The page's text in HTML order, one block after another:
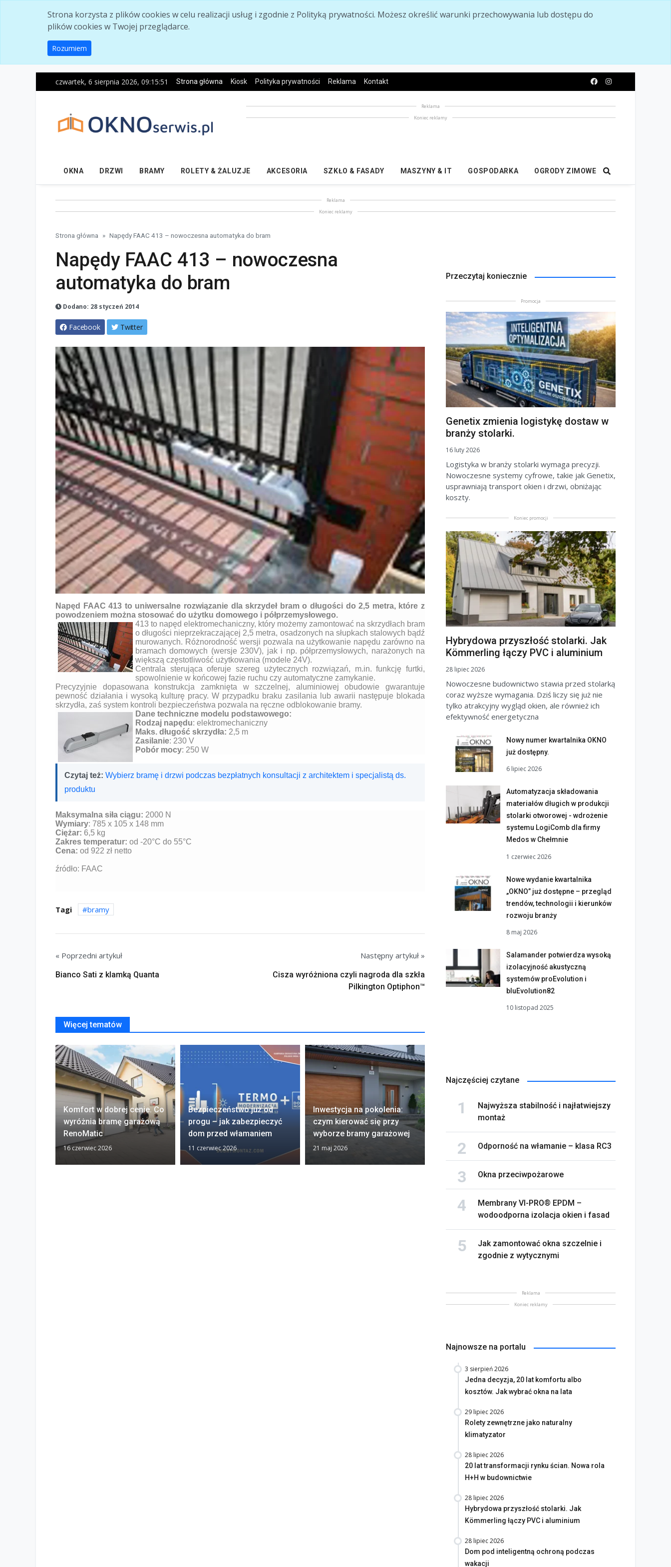
Strona korzysta z plików cookies w celu realizacji usług i zgodnie z Polityką prywatności. Możesz określić warunki przechowywania lub dostępu do
plików cookies w Twojej przeglądarce.
Rozumiem
czwartek, 6 sierpnia 2026, 09:15:52 Strona główna Kiosk Polityka prywatności Reklama Kontakt
Reklama
Koniec reklamy
OKNA DRZWI BRAMY ROLETY & ŻALUZJE AKCESORIA SZKŁO & FASADY MASZYNY & IT GOSPODARKA OGRODY ZIMOWE
Reklama
Koniec reklamy
Strona główna Napędy FAAC 413 – nowoczesna automatyka do bram
Napędy FAAC 413 – nowoczesna
automatyka do bram
Dodano: 28 styczeń 2014
Facebook Twitter
Napęd FAAC 413 to uniwersalne rozwiązanie dla skrzydeł bram o długości do 2,5 metra, które z
powodzeniem można stosować do użytku domowego i półprzemysłowego.
413 to napęd elektromechaniczny, który możemy zamontować na skrzydłach bram
o długości nieprzekraczającej 2,5 metra, osadzonych na słupkach stalowych bądź
murowanych. Różnorodność wersji pozwala na użytkowanie napędu zarówno na
bramach domowych (wersje 230V), jak i np. półprzemysłowych, narażonych na
większą częstotliwość użytkowania (modele 24V).
Centrala sterująca oferuje szereg użytecznych rozwiązań, m.in. funkcję furtki,
spowolnienie w końcowej fazie ruchu czy automatyczne zamykanie.
Precyzyjnie dopasowana konstrukcja zamknięta w szczelnej, aluminiowej obudowie gwarantuje
pewność działania i wysoką kulturę pracy. W przypadku braku zasilania lub awarii następuje blokada
skrzydła, zaś system kontroli bezpieczeństwa pozwala na ręczne odblokowanie bramy.
Dane techniczne modelu podstawowego:
Rodzaj napędu: elektromechaniczny
Maks. długość skrzydła: 2,5 m
Zasilanie: 230 V
Pobór mocy: 250 W
Czytaj też: Wybierz bramę i drzwi podczas bezpłatnych konsultacji z architektem i specjalistą ds.
produktu
Maksymalna siła ciągu: 2000 N
Wymiary: 785 x 105 x 148 mm
Ciężar: 6,5 kg
Zakres temperatur: od -20°C do 55°C
Cena: od 922 zł netto
źródło: FAAC
Tagi bramy
« Poprzedni artykuł
Bianco Sati z klamką Quanta
Następny artykuł »
Cisza wyróżniona czyli nagroda dla szkła
Pilkington Optiphon™
Więcej tematów
Komfort w dobrej cenie. Co
wyróżnia bramę garażową
RenoMatic
16 czerwiec 2026
Bezpieczeństwo już od
progu – jak zabezpieczyć
dom przed włamaniem
11 czerwiec 2026
Inwestycja na pokolenia:
czym kierować się przy
wyborze bramy garażowej
21 maj 2026
12. edycji kampanii
„TERMOMODERNIZACJA +
DOBRY MONTAŻ
13 kwiecień 2026
Jak bramy garażowe
domu? Siła tkwi w detalach
26 marzec 2026
Przeczytaj koniecznie
Promocja
Genetix zmienia logistykę dostaw w
branży stolarki.
16 luty 2026
Logistyka w branży stolarki wymaga precyzji.
Nowoczesne systemy cyfrowe, takie jak Genetix,
usprawniają transport okien i drzwi, obniżając
koszty.
Koniec promocji
Hybrydowa przyszłość stolarki. Jak
Kömmerling łączy PVC i aluminium
28 lipiec 2026
Nowoczesne budownictwo stawia przed stolarką
coraz wyższe wymagania. Dziś liczy się już nie
tylko atrakcyjny wygląd okien, ale również ich
efektywność energetyczna
Nowy numer kwartalnika OKNO
już dostępny.
6 lipiec 2026
Automatyzacja składowania
materiałów długich w produkcji
stolarki otworowej - wdrożenie
systemu LogiComb dla firmy
Medos w Chełmnie
1 czerwiec 2026
Nowe wydanie kwartalnika
„OKNO” już dostępne – przegląd
trendów, technologii i kierunków
rozwoju branży
8 maj 2026
Salamander potwierdza wysoką
izolacyjność akustyczną
systemów proEvolution i
bluEvolution82
10 listopad 2025
Najczęściej czytane
Najwyższa stabilność i najłatwiejszy
montaż
Odporność na włamanie – klasa RC3
Okna przeciwpożarowe
Membrany VI-PRO® EPDM –
wodoodporna izolacja okien i fasad
Jak zamontować okna szczelnie i
zgodnie z wytycznymi
Reklama
Koniec reklamy
Najnowsze na portalu
3 sierpień 2026
Jedna decyzja, 20 lat komfortu albo
kosztów. Jak wybrać okna na lata
29 lipiec 2026
Rolety zewnętrzne jako naturalny
klimatyzator
28 lipiec 2026
20 lat transformacji rynku ścian. Nowa rola
H+H w budownictwie
28 lipiec 2026
Hybrydowa przyszłość stolarki. Jak
Kömmerling łączy PVC i aluminium
28 lipiec 2026
Dom pod inteligentną ochroną podczas
wakacji